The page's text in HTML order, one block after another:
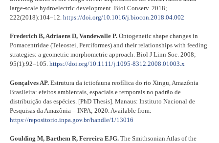
large-scale hydroelectric development. Biol Conserv. 2018;
222(2018):104–12. https://doi.org/10.1016/j.biocon.2018.04.002
Frederich B, Adriaens D, Vandewalle P. Ontogenetic shape changes in
Pomacentridae (Teleostei, Perciformes) and their relationships with feeding
strategies: a geometric morphometric approach. Biol J Linn Soc. 2008;
95(1):92–105. https://doi.org/10.1111/j.1095-8312.2008.01003.x
Gonçalves AP. Estrutura da ictiofauna reofílica do rio Xingu, Amazônia
Brasileira: efeitos ambientais, espaciais e temporais no padrão de
distribuição das espécies. [PhD Thesis]. Manaus: Instituto Nacional de
Pesquisas da Amazônia – INPA; 2020. Available from:
https://repositorio.inpa.gov.br/handle/1/13016
Goulding M, Barthem R, Ferreira EJG. The Smithsonian Atlas of the